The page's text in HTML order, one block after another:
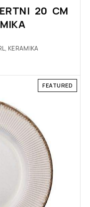
20 CM
KERAMIKA
FEATURED